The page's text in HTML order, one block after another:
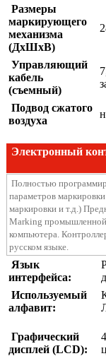
Размеры
маркирующего
механизма
(ДхШхВ)
Управляющий
кабель
(съемный)
Подвод сжатого
воздуха
Электронный
Полностью
параметров
маркировки и т.д.)
Marking промышленной
компьютера.
русском языке.
Язык
интерфейса:
Используемый
алфавит:
Графический
дисплей (LCD):